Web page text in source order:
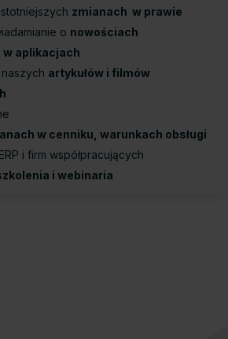
zmianach w prawie
o nowościach
aplikacjach
artykułów i filmów
w cenniku, warunkach obsługi
i firm współpracujących
i webinaria